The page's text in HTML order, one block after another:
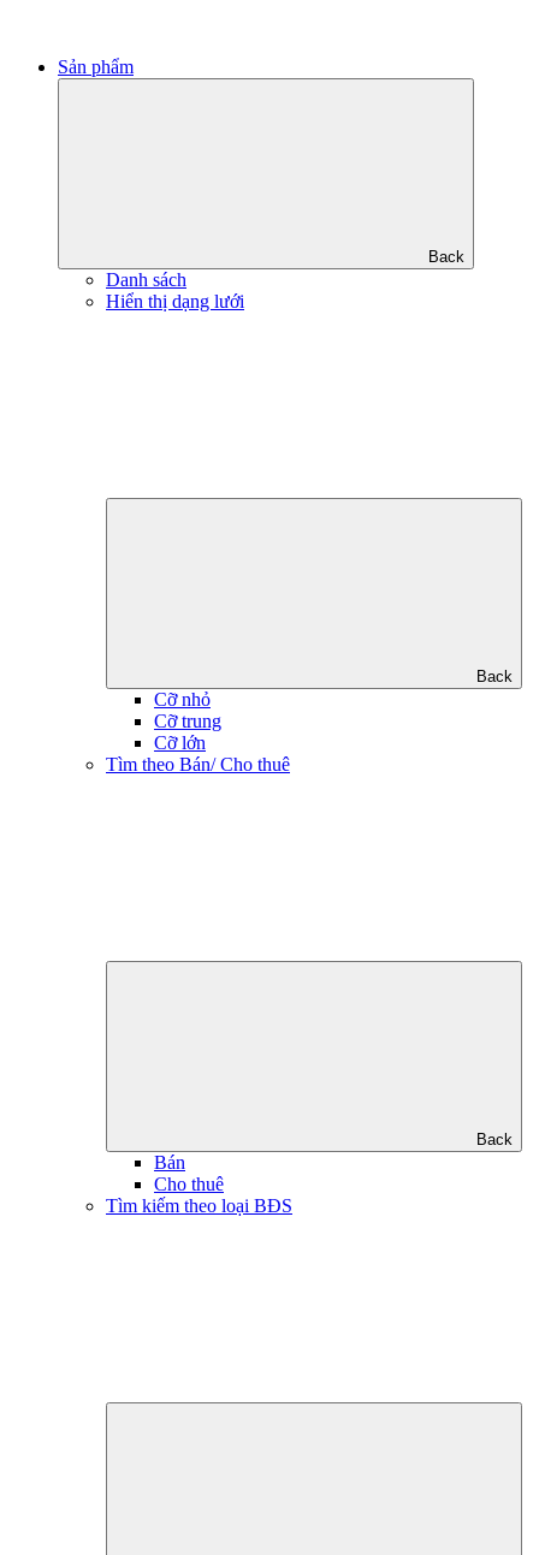
Sản phẩm
Back
Danh sách
Hiển thị dạng lưới
Back
Cỡ nhỏ
Cỡ trung
Cỡ lớn
Tìm theo Bán/ Cho thuê
Back
Bán
Cho thuê
Tìm kiếm theo loại BĐS